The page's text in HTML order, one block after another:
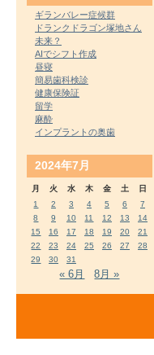
ギランバレー症候群
ドランクドラゴン塚地さん
未来？
AIでシフト作成
昼寝
簡易歯科検診
健康保険証
留学
麻酔
インプラントの奥歯
2024年7月
月 火 水 木 金 土
日
1
2 3 4 5 6
7
8
9 10 11 12 13
14
15
16 17 18 19 20
21
22
23 24 25 26 27
28
29
30 31
« 6月 8月 »